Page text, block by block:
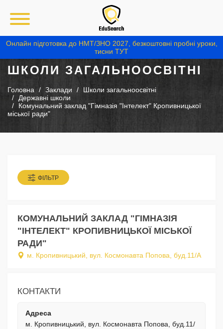
Онлайн підготовка до НМТ/ЗНО 2027, безкоштовні пробні уроки,
тисни ТУТ
ШКОЛИ ЗАГАЛЬНООСВІТНІ
Головна Заклади
Школи загальноосвітні
Державні школи
Комунальний заклад "Гімназія "Інтелект" Кропивницької
міської ради"
ФІЛЬТР
КОМУНАЛЬНИЙ ЗАКЛАД "ГІМНАЗІЯ
"ІНТЕЛЕКТ" КРОПИВНИЦЬКОЇ МІСЬКОЇ
РАДИ"
м. Кропивницький, вул. Космонавта Попова, буд.11/А
КОНТАКТИ
Адреса
м. Кропивницький, вул. Космонавта Попова, буд.11/